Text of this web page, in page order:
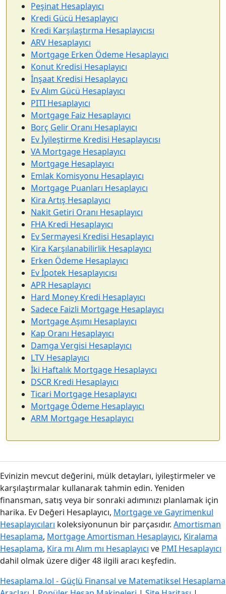
Peşinat Hesaplayıcı
Kredi Gücü Hesaplayıcı
Kredi Karşılaştırma Hesaplayıcısı
ARV Hesaplayıcı
Mortgage Erken Ödeme Hesaplayıcı
Konut Kredisi Hesaplayıcı
İnşaat Kredisi Hesaplayıcı
Ev Alım Gücü Hesaplayıcı
PITI Hesaplayıcı
Mortgage Faiz Hesaplayıcı
Borç Gelir Oranı Hesaplayıcı
Ev İyileştirme Kredisi Hesaplayıcısı
VA Mortgage Hesaplayıcı
Mortgage Hesaplayıcı
Emlak Komisyonu Hesaplayıcı
Mortgage Puanları Hesaplayıcı
Kira Artış Hesaplayıcı
Nakit Getiri Oranı Hesaplayıcı
FHA Kredi Hesaplayıcı
Ev Sermayesi Kredisi Hesaplayıcı
Kira Karşılanabilirlik Hesaplayıcı
Erken Ödeme Hesaplayıcı
Ev İpotek Hesaplayıcısı
APR Hesaplayıcı
Hard Money Kredi Hesaplayıcı
Sadece Faizli Mortgage Hesaplayıcı
Mortgage Aşımı Hesaplayıcı
Kap Oranı Hesaplayıcı
Damga Vergisi Hesaplayıcı
LTV Hesaplayıcı
İki Haftalık Mortgage Hesaplayıcı
DSCR Kredi Hesaplayıcı
Ticari Mortgage Hesaplayıcı
Mortgage Ödeme Hesaplayıcı
ARM Mortgage Hesaplayıcı
Evinizin mevcut değerini, mülk detayları, iyileştirmeler ve
karşılaştırmalar kullanarak tahmin edin. Yeniden
finansman, satış veya bir sonraki adımınızı planlamak için
harika. Ev Değeri Hesaplayıcı, Mortgage ve Gayrimenkul
Hesaplayıcıları koleksiyonunun bir parçasıdır. Amortisman
Hesaplama, Mortgage Amortisman Hesaplayıcı, Kiralama
Hesaplama, Kira mı Alım mı Hesaplayıcı ve PMI Hesaplayıcı
dahil olmak üzere diğer 48 ilgili aracı keşfedin.
Hesaplama.lol - Güçlü Finansal ve Matematiksel Hesaplama